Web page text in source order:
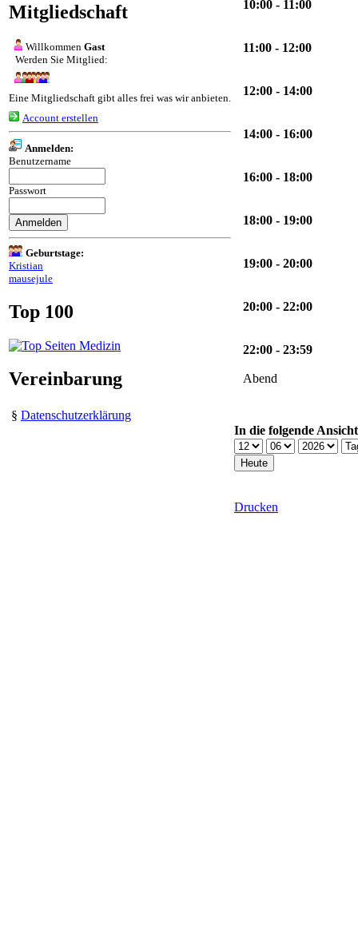
Mitgliedschaft
Willkommen Gast
Werden Sie Mitglied:
Eine Mitgliedschaft gibt alles frei was wir anbieten.
Account erstellen
Anmelden:
Benutzername
Passwort
Geburtstage:
Kristian
mausejule
Top 100
Vereinbarung
§ Datenschutzerklärung
10:00 - 11:00
11:00 - 12:00
12:00 - 14:00
14:00 - 16:00
16:00 - 18:00
18:00 - 19:00
19:00 - 20:00
20:00 - 22:00
22:00 - 23:59
Abend
In die folgende
Drucken